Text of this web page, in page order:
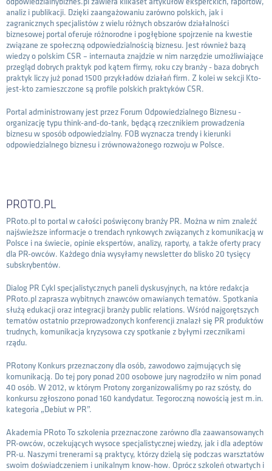
odpowiedzialnybiznes.pl zawiera kilkaset artykułów eksperckich, raportów,
analiz i publikacji. Dzięki zaangażowaniu zarówno polskich, jak i
zagranicznych specjalistów z wielu różnych obszarów działalności
biznesowej portal oferuje różnorodne i pogłębione spojrzenie na kwestie
związane ze społeczną odpowiedzialnością biznesu. Jest również bazą
wiedzy o polskim CSR – internauta znajdzie w nim narzędzie umożliwiające
przegląd dobrych praktyk pod kątem firmy, roku czy branży - baza dobrych
praktyk liczy już ponad 1500 przykładów działań firm. Z kolei w sekcji Kto-
jest-kto zamieszczone są profile polskich praktyków CSR.
Portal administrowany jest przez Forum Odpowiedzialnego Biznesu -
organizację typu think-and-do-tank, będącą rzecznikiem prowadzenia
biznesu w sposób odpowiedzialny. FOB wyznacza trendy i kierunki
odpowiedzialnego biznesu i zrównoważonego rozwoju w Polsce.
PROTO.PL
PRoto.pl to portal w całości poświęcony branży PR. Można w nim znaleźć
najświeższe informacje o trendach rynkowych związanych z komunikacją w
Polsce i na świecie, opinie ekspertów, analizy, raporty, a także oferty pracy
dla PR-owców. Każdego dnia wysyłamy newsletter do blisko 20 tysięcy
subskrybentów.
Dialog PR Cykl specjalistycznych paneli dyskusyjnych, na które redakcja
PRoto.pl zaprasza wybitnych znawców omawianych tematów. Spotkania
służą edukacji oraz integracji branży public relations. Wśród najgorętszych
tematów ostatnio przeprowadzonych konferencji znalazł się PR produktów
trudnych, komunikacja kryzysowa czy spotkanie z byłymi rzecznikami
rządu.
PRotony Konkurs przeznaczony dla osób, zawodowo zajmujących się
komunikacją. Do tej pory ponad 200 osobowe jury nagrodziło w nim ponad
40 osób. W 2012, w którym Protony zorganizowaliśmy po raz szósty, do
konkursu zgłoszono ponad 160 kandydatur. Tegoroczną nowością jest m.in.
kategoria „Debiut w PR”.
Akademia PRoto To szkolenia przeznaczone zarówno dla zaawansowanych
PR-owców, oczekujących wysoce specjalistycznej wiedzy, jak i dla adeptów
PR-u. Naszymi trenerami są praktycy, którzy dzielą się podczas warsztatów
swoim doświadczeniem i unikalnym know-how. Oprócz szkoleń otwartych i